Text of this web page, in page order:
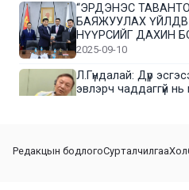
“ЭРДЭНЭС
БАЯЖУУЛАХ
НҮҮРСИЙГ ДАХИН
2025-09-10
Л.Гүндалай: Дүр
эвлэрч чаддаггүй
БАГИЙН ИРГЭДИЙН
Редакцын бодлогоСурталчилгаа